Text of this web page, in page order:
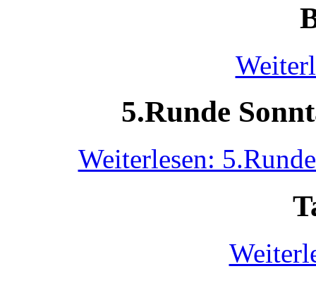
5.Runde
Weiterlesen: